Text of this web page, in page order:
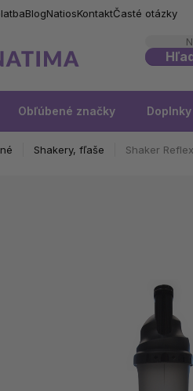
BlogNatiosKontaktČasté otázky
Obľúbené značky
Shakery, fľaše Shaker